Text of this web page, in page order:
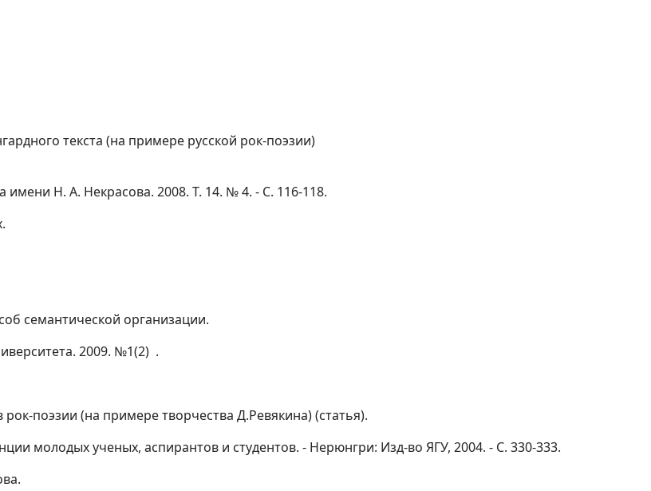
текста (на примере русской рок-поэзии)
имени Н. А. Некрасова. 2008. Т. 14. № 4. - С. 116-118.
семантической организации.
2009. №1(2) .
поэзии (на примере творчества Д.Ревякина) (статья).
молодых ученых, аспирантов и студентов. - Нерюнгри: Изд-во ЯГУ, 2004. - С. 330-333.